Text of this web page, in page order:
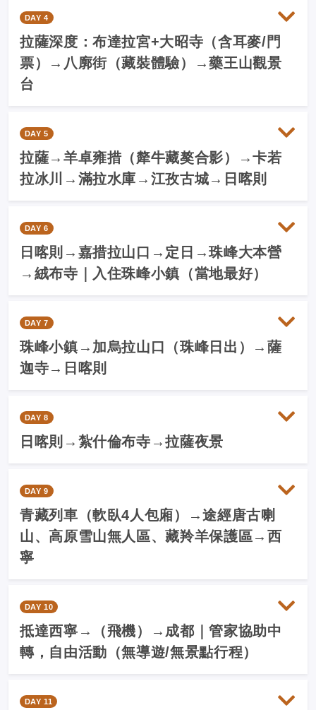
DAY 4
拉薩深度：布達拉宮+大昭寺（含耳麥/門
票）→八廓街（藏裝體驗）→藥王山觀景
台
DAY 5
拉薩→羊卓雍措（犛牛藏獒合影）→卡若
拉冰川→滿拉水庫→江孜古城→日喀則
DAY 6
日喀則→嘉措拉山口→定日→珠峰大本營
→絨布寺｜入住珠峰小鎮（當地最好）
DAY 7
珠峰小鎮→加烏拉山口（珠峰日出）→薩
迦寺→日喀則
DAY 8
日喀則→紮什倫布寺→拉薩夜景
DAY 9
青藏列車（軟臥4人包廂）→途經唐古喇
山、高原雪山無人區、藏羚羊保護區→西
寧
DAY 10
抵達西寧→（飛機）→成都｜管家協助中
轉，自由活動（無導遊/無景點行程）
DAY 11